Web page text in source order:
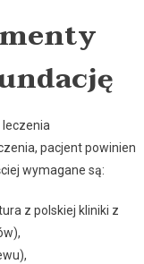
pacjent powinien
wymagane są:
z polskiej kliniki z